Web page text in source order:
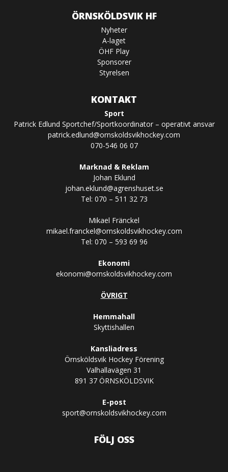
ÖRNSKÖLDSVIK HF
Nyheter
A-laget
ÖHF Play
Sponsorer
Styrelsen
KONTAKT
Sport
Patrick Edlund Sportchef/Sportkoordinator – operativt ansvar
patrick.edlund@ornskoldsvikhockey.com
070-546 06 07
Marknad & Reklam
Johan Eklund
johan.eklund@agrenshuset.se
Tel: 070 – 511 32 73
Mikael Fränckel
mikael.franckel@ornskoldsvikhockey.com
Tel: 070 – 593 69 96
Ekonomi
ekonomi@ornskoldsvikhockey.com
ÖVRIGT
Hemmahall
Skyttishallen
Kansliadress
Örnsköldsvik Hockey Förening
Valhallavägen 31
891 37 ÖRNSKÖLDSVIK
E-post
sport@ornskoldsvikhockey.com
FÖLJ OSS